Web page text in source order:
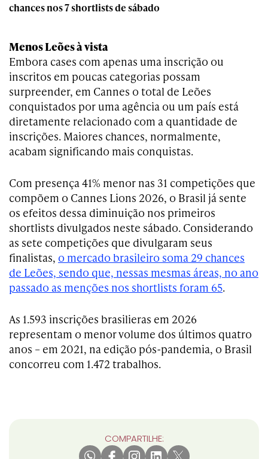
chances nos 7 shortlists de sábado
Menos Leões à vista
Embora cases com apenas uma inscrição ou
inscritos em poucas categorias possam
surpreender, em Cannes o total de Leões
conquistados por uma agência ou um país está
diretamente relacionado com a quantidade de
inscrições. Maiores chances, normalmente,
acabam significando mais conquistas.
Com presença 41% menor nas 31 competições que
compõem o Cannes Lions 2026, o Brasil já sente
os efeitos dessa diminuição nos primeiros
shortlists divulgados neste sábado. Considerando
as sete competições que divulgaram seus
finalistas, o mercado brasileiro soma 29 chances
de Leões, sendo que, nessas mesmas áreas, no ano
passado as menções nos shortlists foram 65.
As 1.593 inscrições brasilieras em 2026
representam o menor volume dos últimos quatro
anos – em 2021, na edição pós-pandemia, o Brasil
concorreu com 1.472 trabalhos.
COMPARTILHE: